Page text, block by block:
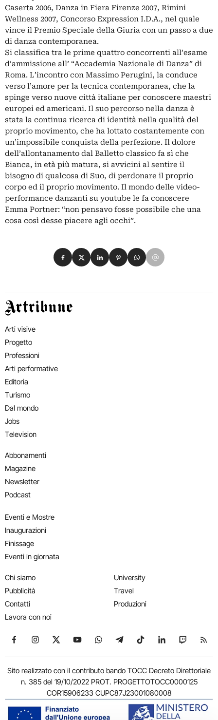
Caserta 2006, Danza in Fiera Firenze 2007, Rimini
Wellness 2007, Concorso Expression I.D.A., nel quale
vince il Premio Speciale della Giuria con un passo a due
di danza contemporanea.
Si classifica tra le prime quattro concorrenti all’esame
d’ammissione all’ “Accademia Nazionale di Danza” di
Roma. L’incontro con Massimo Perugini, la conduce
verso l’amore per la tecnica contemporanea, che la
spinge verso nuove città italiane per conoscere maestri
europei ed americani. Il suo percorso nella danza è
stata la continua ricerca di identità nella qualità del
proprio movimento, che ha lottato costantemente con
un’impossibile conquista della perfezione. Il dolore
dell’allontanamento dal Balletto classico fa sì che
Bianca, in età più matura, si avvicini al sentire il
bisogno di qualcosa di Suo, di perdonare il proprio
corpo ed il proprio movimento. Il mondo delle video-
performance danzanti su youtube le fa conoscere
Emma Portner: “non pensavo fosse possibile che una
cosa così desse piacere agli occhi”.
Condividi su Facebook
Condividi su X
Condividi su LinkedIn
Condividi su Pinterest
Condividi su WhatsApp
Condividi su Email
Artribune
Arti visive
Progetto
Professioni
Arti performative
Editoria
Turismo
Dal mondo
Jobs
Television
Abbonamenti
Magazine
Newsletter
Podcast
Eventi e Mostre
Inaugurazioni
Finissage
Eventi in giornata
Chi siamo
Pubblicità
Contatti
Lavora con noi
University
Travel
Produzioni
Seguici su Facebook
Seguici su Instagram
Seguici su X
Seguici su YouTube
Seguici su WhatsApp
Seguici su Telegram
Seguici su TikTok
Seguici su
Seguici
Sito realizzato con il contributo bando TOCC Decreto Direttoriale
n. 385 del 19/10/2022 PROT. PROGETTOTOCC0000125
COR15906233 CUPC87J23001080008